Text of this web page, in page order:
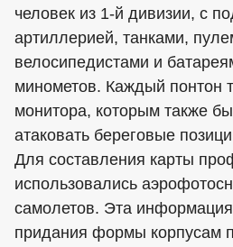
человек из 1-й дивизии, с
артиллерией, танками,
велосипедистами и
минометов. Каждый понтон
монитора, которым также
атаковать береговые
Для составления карты
использовались
самолетов. Эта
придания формы корпусам